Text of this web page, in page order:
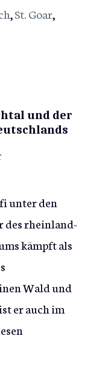
,St. Goar,
und der
unter den
des rheinland-
kämpft als
Wald und
er auch im